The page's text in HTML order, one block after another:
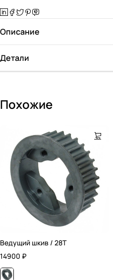
Описание
Детали
Похожие
Ведущий шкив / 28T
14900 ₽